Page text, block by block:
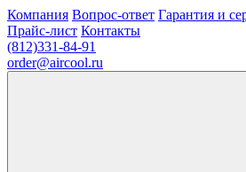
Компания Вопрос-ответ Гарантия и
Прайс-лист Контакты
(812)331-84-91
order@aircool.ru